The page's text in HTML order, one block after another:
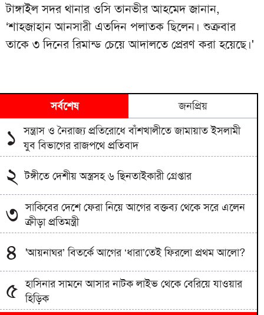
টাঙ্গাইল সদর থানার ওসি তানভীর আহমেদ জানান,
‘শাহজাহান আনসারী এতদিন পলাতক ছিলেন। শুক্রবার
তাকে ৩ দিনের রিমান্ড চেয়ে আদালতে প্রেরণ করা হয়েছে।'
সর্বশেষ জনপ্রিয়
১ সন্ত্রাস ও নৈরাজ্য প্রতিরোধে বাঁশখালীতে জামায়াত ইসলামী
যুব বিভাগের রাজপথে প্রতিবাদ
২ টঙ্গীতে দেশীয় অস্ত্রসহ ৬ ছিনতাইকারী গ্রেপ্তার
৩ সাকিবের দেশে ফেরা নিয়ে আগের বক্তব্য থেকে সরে এলেন
ক্রীড়া প্রতিমন্ত্রী
৪ 'আয়নাঘর’ বিতর্কে আগের ‘ধারা’তেই ফিরলো প্রথম আলো?
৫ হাসিনার সামনে আসার নাটক লাইভ থেকে বেরিয়ে যাওয়ার
হিড়িক